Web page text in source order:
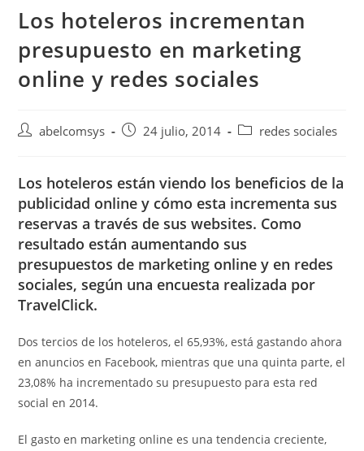
Los hoteleros incrementan
presupuesto en marketing
online y redes sociales
abelcomsys 24 julio, 2014 redes sociales
Los hoteleros están viendo los beneficios de la
publicidad online y cómo esta incrementa sus
reservas a través de sus websites. Como
resultado están aumentando sus
presupuestos de marketing online y en redes
sociales, según una encuesta realizada por
TravelClick.
Dos tercios de los hoteleros, el 65,93%, está gastando ahora
en anuncios en Facebook, mientras que una quinta parte, el
23,08% ha incrementado su presupuesto para esta red
social en 2014.
El gasto en marketing online es una tendencia creciente,